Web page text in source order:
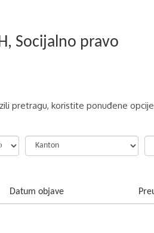
Socijalno pravo
pretragu, koristite ponuđene opcije
Datum objave